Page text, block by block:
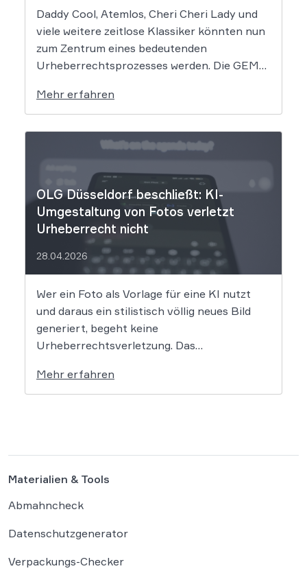
Daddy Cool, Atemlos, Cheri Cheri Lady und
viele weitere zeitlose Klassiker könnten nun
zum Zentrum eines bedeutenden
Urheberrechtsprozesses werden. Die GEMA
will die Rechte ihrer Mitglieder verteidigen.
Dem Unternehmen hinter der populären KI-
Musik-App werden massive
Urheberrechtsverletzungen vorgeworfen.
Mehr erfahren
OLG Düsseldorf beschließt: KI-
Umgestaltung von Fotos verletzt
Urheberrecht nicht
28.04.2026
Wer ein Foto als Vorlage für eine KI nutzt
und daraus ein stilistisch völlig neues Bild
generiert, begeht keine
Urheberrechtsverletzung. Das
dass bloße Bildmotive nicht geschützt sind
und eine KI-gestützte Umgestaltung zulässig
Mehr erfahren
Materialien & Tools
Abmahncheck
Datenschutzgenerator
Verpackungs-Checker